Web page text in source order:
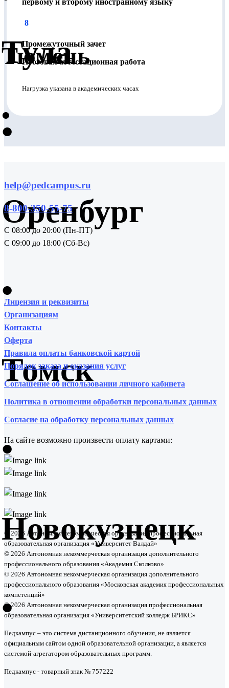
Тюмень
•
Тула
•
Оренбург
•
Томск
•
Новокузнецк
•
первому и второму иностранному языку
8
Промежуточный зачет
Итоговая аттестационная работа
Нагрузка указана в академических часах
help@pedcampus.ru
8-800-350-55-75
С 08:00 до 20:00 (Пн-ПТ)
С 09:00 до 18:00 (Сб-Вс)
Лицензия и реквизиты
Организациям
Контакты
Оферта
Правила оплаты банковской картой
Порядок заказа и оказания услуг
Соглашение об использовании личного кабинета
Политика в отношении обработки персональных данных
Согласие на обработку персональных данных
На сайте возможно произвести оплату картами:
© 2026 Автономная некоммерческая организация профессиональная
образовательная организация «Университет Валдай»
© 2026 Автономная некоммерческая организация дополнительного
профессионального образования «Академия Сколково»
© 2026 Автономная некоммерческая организация дополнительного
профессионального образования «Московская академия профессиональных
компетенций»
© 2026 Автономная некоммерческая организация профессиональная
образовательная организация «Университетский колледж БРИКС»
Педкампус – это система дистанционного обучения, не является
официальным сайтом одной образовательной организации, а является
системой-агрегатором образовательных программ.
Педкампус - товарный знак № 757222